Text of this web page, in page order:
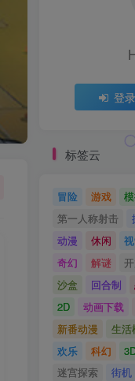
登录
标签云
冒险 游戏
第一人称射击
动漫
休闲
奇幻
解谜
沙盒
回合制
2D
动画下载
新番动漫
生活
欢乐
科幻
迷宫探索
街机